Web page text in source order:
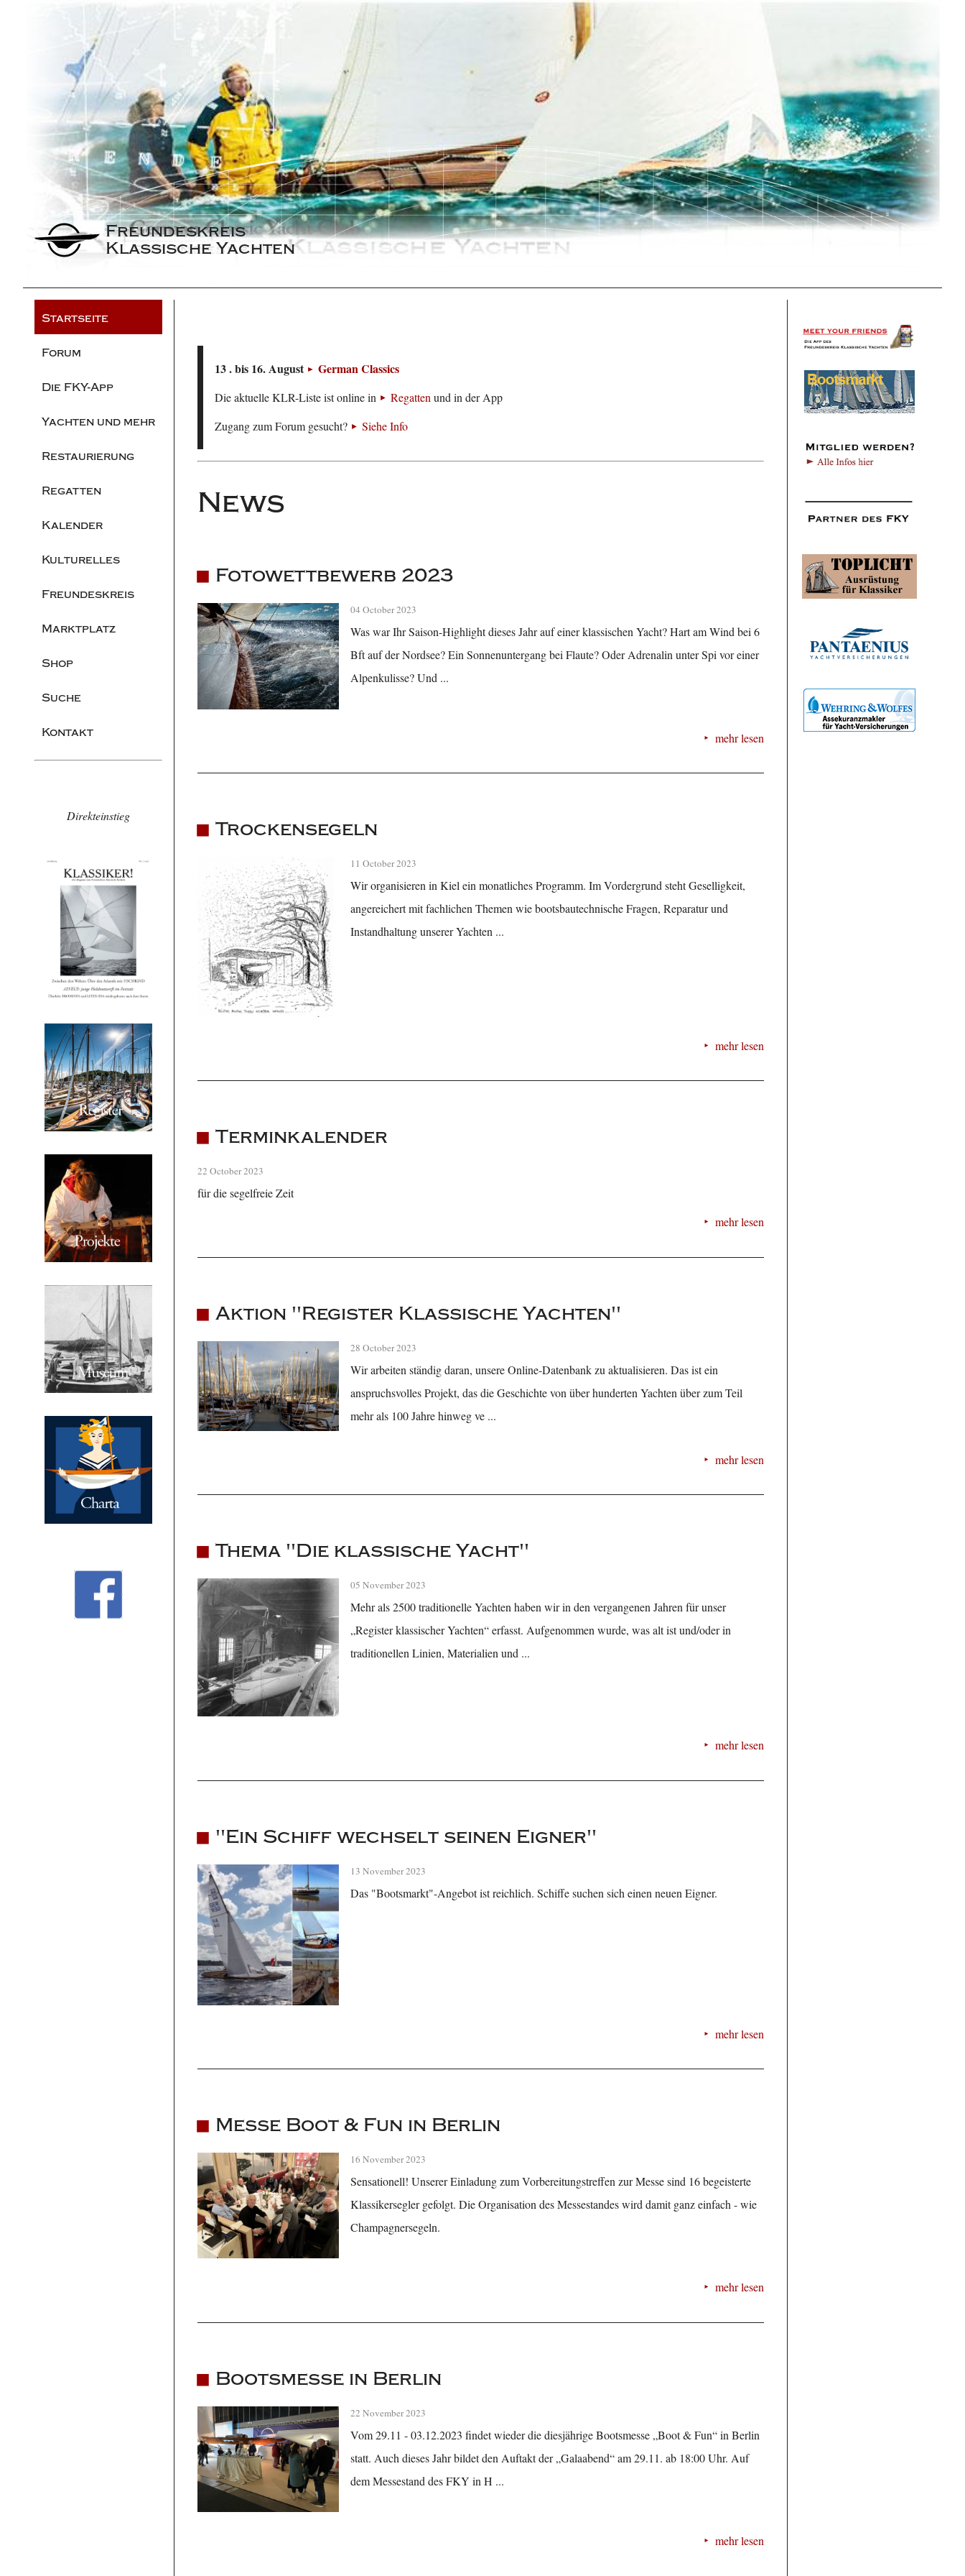
Freundeskreis
Klassische Yachten
Startseite
Forum
Die FKY-App
Yachten und mehr
Restaurierung
Regatten
Kalender
Kulturelles
Freundeskreis
Marktplatz
Shop
Suche
Kontakt
Direkteinstieg
13 . bis 16. August German Classics
Die aktuelle KLR-Liste ist online in Regattenund in der App
Zugang zum Forum gesucht?
Siehe Info
News
Fotowettbewerb 2023
04 October 2023
Was war Ihr Saison-Highlight dieses Jahr auf einer klassischen Yacht? Hart am Wind bei 6
Bft auf der Nordsee? Ein Sonnenuntergang bei Flaute? Oder Adrenalin unter Spi vor einer
Alpenkulisse? Und ...
mehr lesen
Trockensegeln
11 October 2023
Wir organisieren in Kiel ein monatliches Programm. Im Vordergrund steht Geselligkeit,
angereichert mit fachlichen Themen wie bootsbautechnische Fragen, Reparatur und
Instandhaltung unserer Yachten ...
mehr lesen
Terminkalender
22 October 2023
für die segelfreie Zeit
mehr lesen
Aktion "Register Klassische Yachten"
28 October 2023
Wir arbeiten ständig daran, unsere Online-Datenbank zu aktualisieren. Das ist ein
anspruchsvolles Projekt, das die Geschichte von über hunderten Yachten über zum Teil
mehr als 100 Jahre hinweg ve ...
mehr lesen
Thema "Die klassische Yacht"
05 November 2023
Mehr als 2500 traditionelle Yachten haben wir in den vergangenen Jahren für unser
„Register klassischer Yachten“ erfasst. Aufgenommen wurde, was alt ist und/oder in
traditionellen Linien, Materialien und ...
mehr lesen
"Ein Schiff wechselt seinen Eigner"
13 November 2023
Das "Bootsmarkt"-Angebot ist reichlich. Schiffe suchen sich einen neuen Eigner.
mehr lesen
Messe Boot & Fun in Berlin
16 November 2023
Sensationell! Unserer Einladung zum Vorbereitungstreffen zur Messe sind 16 begeisterte
Klassikersegler gefolgt. Die Organisation des Messestandes wird damit ganz einfach - wie
Champagnersegeln.
mehr lesen
Bootsmesse in Berlin
22 November 2023
Vom 29.11 - 03.12.2023 findet wieder die diesjährige Bootsmesse „Boot & Fun“ in Berlin
statt. Auch dieses Jahr bildet den Auftakt der „Galaabend“ am 29.11. ab 18:00 Uhr. Auf
dem Messestand des FKY in H ...
mehr lesen